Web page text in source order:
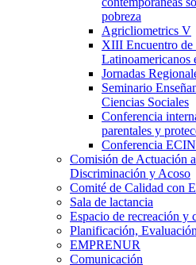
pobreza
Agricliometrics V
XIII Encuentro de
Latinoamericanos
Jornadas
Seminario
Ciencias Sociales
Conferencia
parentales y
Conferencia
Comisión de Actuación
Discriminación y Acoso
Comité de Calidad con
Sala de lactancia
Espacio de recreación y
Planificación,
EMPRENUR
Comunicación